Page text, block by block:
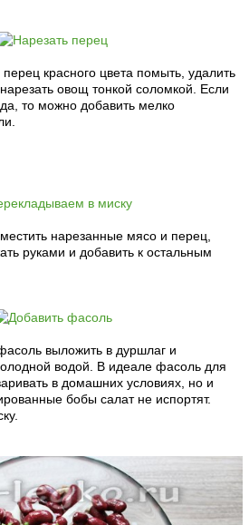
красного цвета помыть, удалить
овощ тонкой соломкой. Если
то можно добавить мелко
нарезанные мясо и перец,
руками и добавить к остальным
выложить в дуршлаг и
водой. В идеале фасоль для
в домашних условиях, но и
бобы салат не испортят.